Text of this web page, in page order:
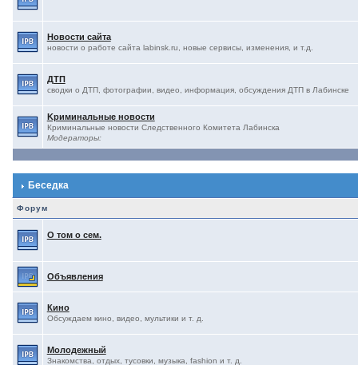
Новости сайта
новости о работе сайта labinsk.ru, новые сервисы, изменения, и т.д.
ДТП
сводки о ДТП, фотографии, видео, информация, обсуждения ДТП в Лабинске
Kриминальные новости
Криминальные новости Следственного Комитета Лабинска
Модераторы:
Беседка
Форум
О том о сем.
Объявления
Кино
Обсуждаем кино, видео, мультики и т. д.
Молодежный
Знакомства, отдых, тусовки, музыка, fashion и т. д.